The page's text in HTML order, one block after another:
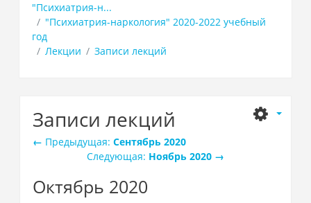
"Психиатрия-н...
"Психиатрия-наркология" 2020-2022 учебный
год
Лекции
Записи лекций
Записи лекций
← Предыдущая: Сентябрь 2020
Следующая: Ноябрь 2020 →
Октябрь 2020